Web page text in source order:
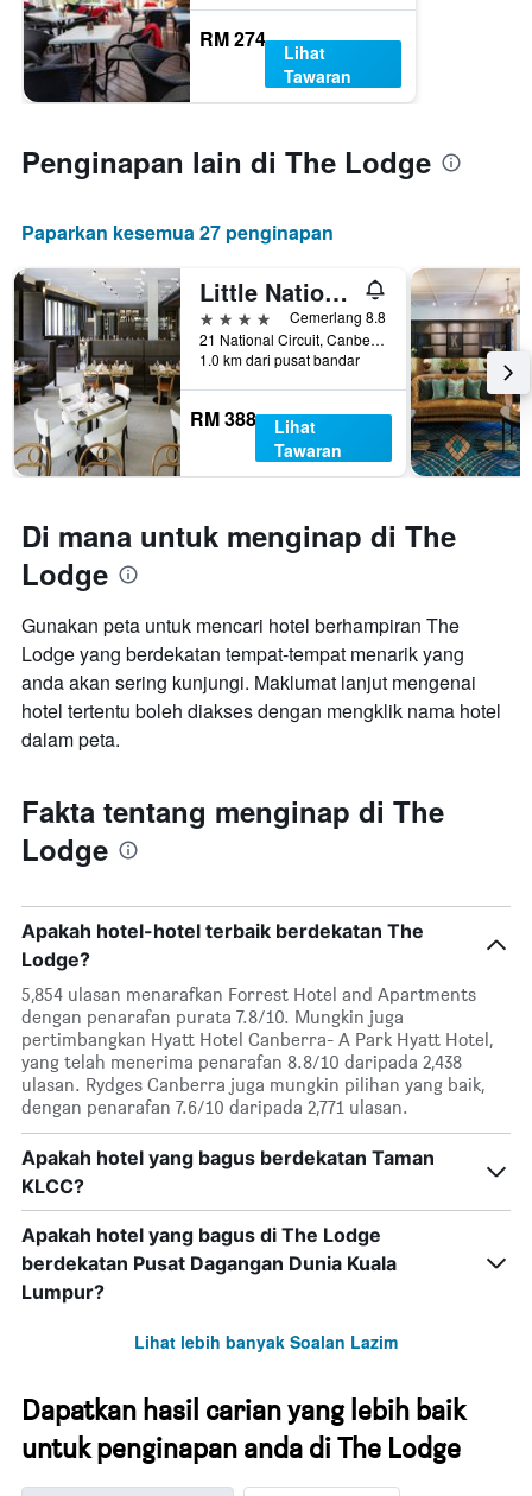
RM 274
Lihat
Tawaran
Penginapan lain di The Lodge
Paparkan kesemua 27 penginapan
Little National Hotel Canberra
4 bintang
Cemerlang 8.8
21 National Circuit, Canberra, ACT, Australia
1.0 km dari pusat bandar
RM 388
Lihat
Tawaran
Di mana untuk menginap di The
Lodge
Gunakan peta untuk mencari hotel berhampiran The
Lodge yang berdekatan tempat-tempat menarik yang
anda akan sering kunjungi. Maklumat lanjut mengenai
hotel tertentu boleh diakses dengan mengklik nama hotel
dalam peta.
Fakta tentang menginap di The
Lodge
Apakah hotel-hotel terbaik berdekatan The
Lodge?
5,854 ulasan menarafkan Forrest Hotel and Apartments
dengan penarafan purata 7.8/10. Mungkin juga
pertimbangkan Hyatt Hotel Canberra- A Park Hyatt Hotel,
yang telah menerima penarafan 8.8/10 daripada 2,438
ulasan. Rydges Canberra juga mungkin pilihan yang baik,
dengan penarafan 7.6/10 daripada 2,771 ulasan.
Apakah hotel yang bagus berdekatan Taman
KLCC?
Apakah hotel yang bagus di The Lodge
berdekatan Pusat Dagangan Dunia Kuala
Lumpur?
Lihat lebih banyak Soalan Lazim
Dapatkan hasil carian yang lebih baik
untuk penginapan anda di The Lodge